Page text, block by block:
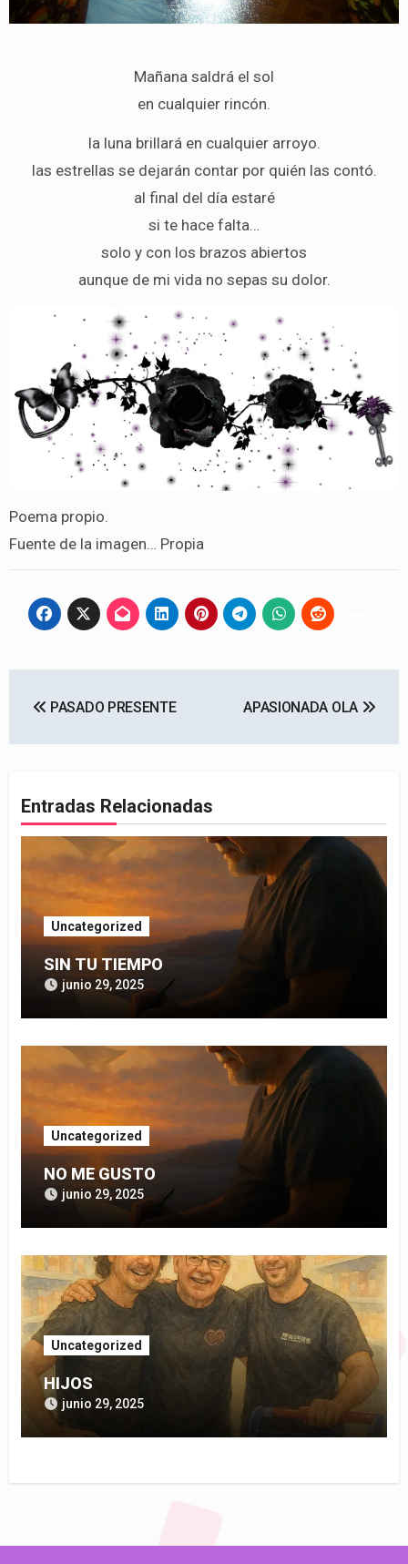
Mañana saldrá el sol
en cualquier rincón.
la luna brillará en cualquier arroyo.
las estrellas se dejarán contar por quién las contó.
al final del día estaré
si te hace falta…
solo y con los brazos abiertos
aunque de mi vida no sepas su dolor.
Poema propio.
Fuente de la imagen… Propia
de
PASADO PRESENTE APASIONADA OLA
Entradas Relacionadas
Uncategorized
SIN TU TIEMPO
junio 29, 2025
Uncategorized
NO ME GUSTO
junio 29, 2025
Uncategorized
HIJOS
junio 29, 2025